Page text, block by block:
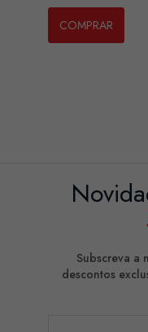
COMPRAR
Subscreva a
descontos